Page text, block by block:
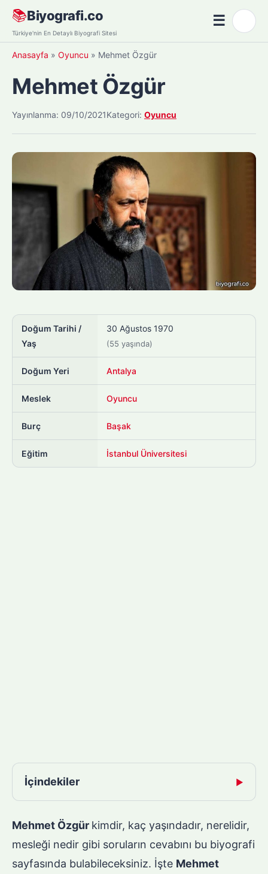
Skip
content
📚Biyografi.co
Türkiye'nin En Detaylı Biyografi Sitesi
☰Menü
Anasayfa » Oyuncu » Mehmet Özgür
Mehmet Özgür
Yayınlanma: 09/10/2021Kategori: Oyuncu
Doğum Tarihi /
Yaş
30 Ağustos 1970
(55 yaşında)
Doğum Yeri Antalya
Meslek Oyuncu
Burç Başak
Eğitim İstanbul Üniversitesi
İçindekiler ▶
Mehmet Özgür kimdir, kaç yaşındadır, nerelidir,
mesleği nedir gibi soruların cevabını bu biyografi
sayfasında bulabileceksiniz. İşte Mehmet